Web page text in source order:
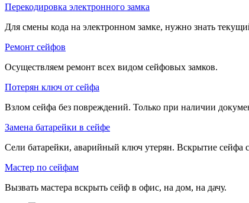
Перекодировка электронного замка
Для смены кода на электронном замке, нужно знать
Ремонт сейфов
Осуществляем ремонт всех видом сейфовых замков.
Потерян ключ от сейфа
Взлом сейфа без повреждений. Только при наличии
Замена батарейки в сейфе
Сели батарейки, аварийный ключ утерян. Вскрытие сейфа с
Мастер по сейфам
Вызвать мастера вскрыть сейф в офис, на дом, на дачу.